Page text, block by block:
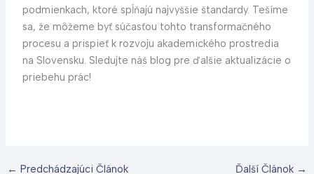
podmienkach, ktoré spĺňajú najvyššie štandardy. Tešíme
sa, že môžeme byť súčasťou tohto transformačného
procesu a prispieť k rozvoju akademického prostredia
na Slovensku. Sledujte náš blog pre ďalšie aktualizácie o
priebehu prác!
← Predchádzajúci Článok Ďalší Článok →